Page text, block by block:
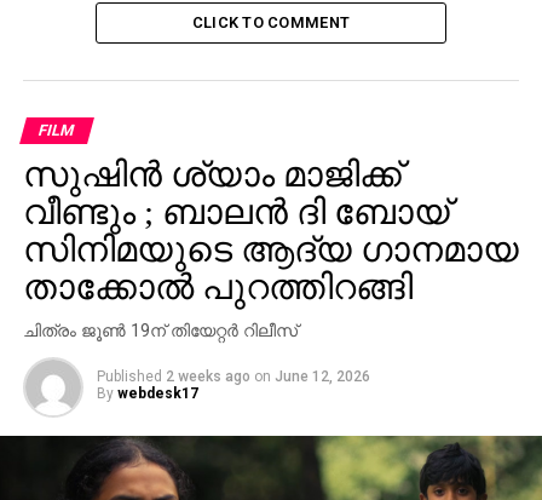
CLICK TO COMMENT
FILM
സുഷിൻ ശ്യാം മാജിക്ക്
വീണ്ടും ; ബാലൻ ദി ബോയ്
സിനിമയുടെ ആദ്യ ഗാനമായ
താക്കോൽ പുറത്തിറങ്ങി
ചിത്രം ജൂൺ 19ന് തിയേറ്റർ റിലീസ്
Published 2 weeks ago on June 12, 2026
By webdesk17